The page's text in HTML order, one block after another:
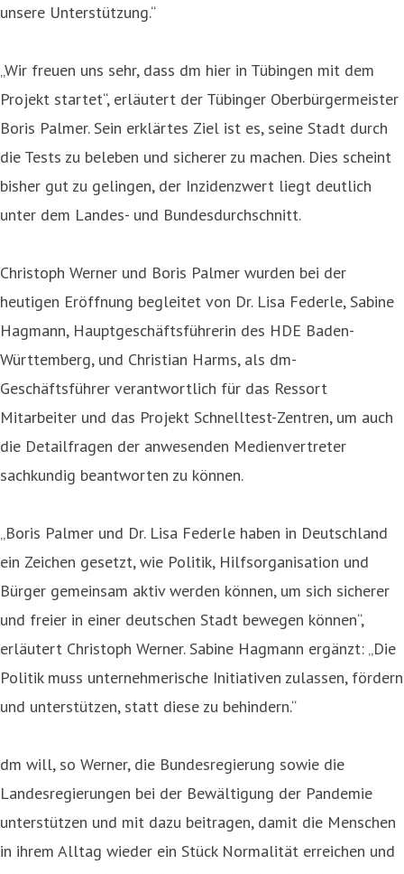
unsere Unterstützung.“
„Wir freuen uns sehr, dass dm hier in Tübingen mit dem
Projekt startet“, erläutert der Tübinger Oberbürgermeister
Boris Palmer. Sein erklärtes Ziel ist es, seine Stadt durch
die Tests zu beleben und sicherer zu machen. Dies scheint
bisher gut zu gelingen, der Inzidenzwert liegt deutlich
unter dem Landes- und Bundesdurchschnitt.
Christoph Werner und Boris Palmer wurden bei der
heutigen Eröffnung begleitet von Dr. Lisa Federle, Sabine
Hagmann, Hauptgeschäftsführerin des HDE Baden-
Württemberg, und Christian Harms, als dm-
Geschäftsführer verantwortlich für das Ressort
Mitarbeiter und das Projekt Schnelltest-Zentren, um auch
die Detailfragen der anwesenden Medienvertreter
sachkundig beantworten zu können.
„Boris Palmer und Dr. Lisa Federle haben in Deutschland
ein Zeichen gesetzt, wie Politik, Hilfsorganisation und
Bürger gemeinsam aktiv werden können, um sich sicherer
und freier in einer deutschen Stadt bewegen können“,
erläutert Christoph Werner. Sabine Hagmann ergänzt: „Die
Politik muss unternehmerische Initiativen zulassen, fördern
und unterstützen, statt diese zu behindern.“
dm will, so Werner, die Bundesregierung sowie die
Landesregierungen bei der Bewältigung der Pandemie
unterstützen und mit dazu beitragen, damit die Menschen
in ihrem Alltag wieder ein Stück Normalität erreichen und